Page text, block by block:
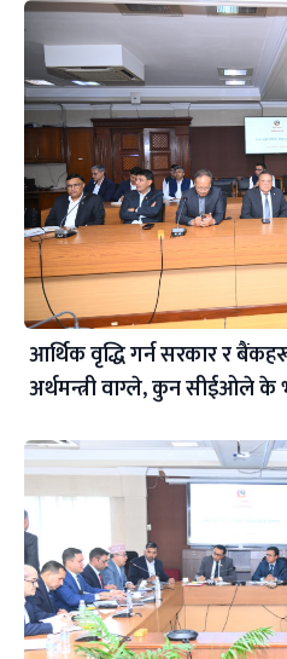
आर्थिक वृद्धि गर्न सरकार र
अर्थमन्त्री वाग्ले, कुन सीईओले के